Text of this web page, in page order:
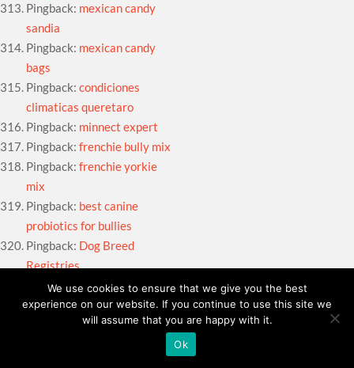
Pingback: mexican candy
sandia
Pingback: mexican candy
bags
Pingback:condiciones
climaticas queretaro
Pingback: minnect expert
Pingback:frenchie bully mix
Pingback:frenchie yorkie
mix
Pingback: best canine
probiotics for bullies
Pingback: Dog Breed
Registries
Pingback:Dog Registry
Pingback: How To Get My
Dog Papers
We use cookies to ensure that we give you the best
experience on our website. If you continue to use this site we
will assume that you are happy with it.
Ok